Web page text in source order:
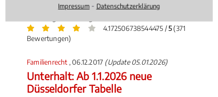
hat, wie hoch das zu erwartende Kindergeld ist und
4.172506738544475 /5(371
Bewertungen)
Familienrecht , 06.12.2017 (Update 05.01.2026)
Unterhalt: Ab 1.1.2026 neue
Düsseldorfer Tabelle
Impressum ⁃ Datenschutzerklärung